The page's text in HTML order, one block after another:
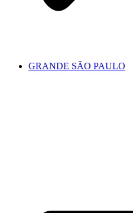
GRANDE SÃO PAULO